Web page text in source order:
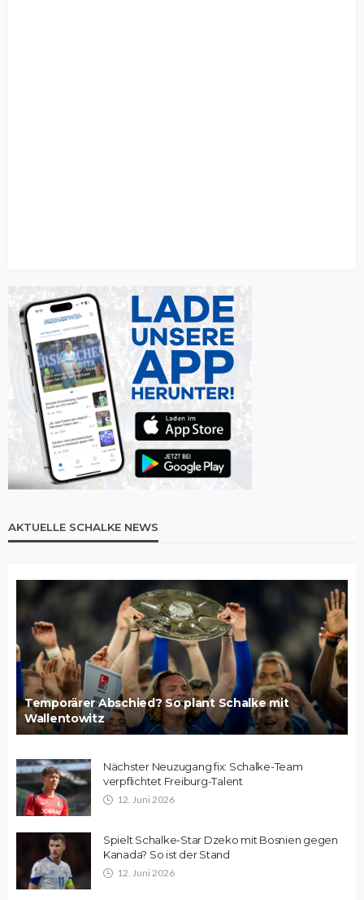
AKTUELLE SCHALKE NEWS
Temporärer Abschied? So plant Schalke mit
Wallentowitz
Nächster Neuzugang fix: Schalke-Team
verpflichtet Freiburg-Talent
12. Juni 2026
Spielt Schalke-Star Dzeko mit Bosnien gegen
Kanada? So ist der Stand
12. Juni 2026